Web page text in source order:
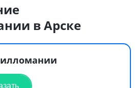
в Арске